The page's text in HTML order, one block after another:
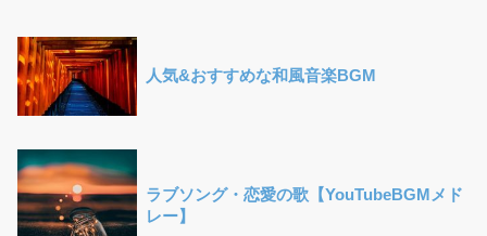
人気&おすすめな和風音楽BGM
ラブソング・恋愛の歌【YouTubeBGMメド
レー】